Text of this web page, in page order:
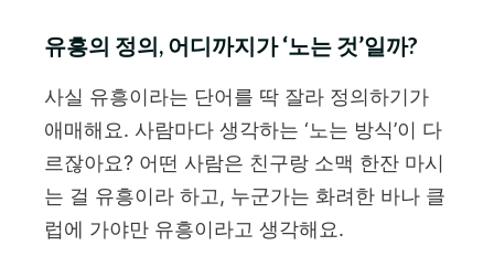
유흥의 정의, 어디까지가 ‘노는 것’일까?
사실 유흥이라는 단어를 딱 잘라 정의하기가
애매해요. 사람마다 생각하는 ‘노는 방식’이 다
르잖아요? 어떤 사람은 친구랑 소맥 한잔 마시
는 걸 유흥이라 하고, 누군가는 화려한 바나 클
럽에 가야만 유흥이라고 생각해요.